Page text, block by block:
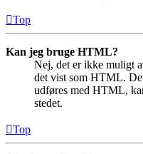
Top
Kan jeg bruge HTML?
Nej, det er ikke muligt
det vist som HTML.
udføres med HTML,
stedet.
Top